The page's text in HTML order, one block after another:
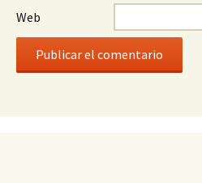
Web